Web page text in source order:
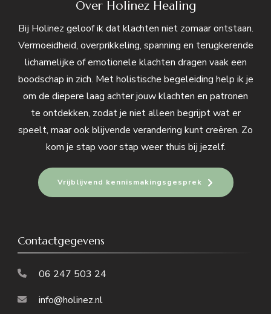
Over Holinez Healing
Bij Holinez geloof ik dat klachten niet zomaar ontstaan.
Vermoeidheid, overprikkeling, spanning en terugkerende
lichamelijke of emotionele klachten dragen vaak een
boodschap in zich. Met holistische begeleiding help ik je
om de diepere laag achter jouw klachten en patronen
te ontdekken, zodat je niet alleen begrijpt wat er
speelt, maar ook blijvende verandering kunt creëren. Zo
kom je stap voor stap weer thuis bij jezelf.
Vrijblijvend kennismakingsgesprek
Contactgegevens
06 247 503 24
info@holinez.nl